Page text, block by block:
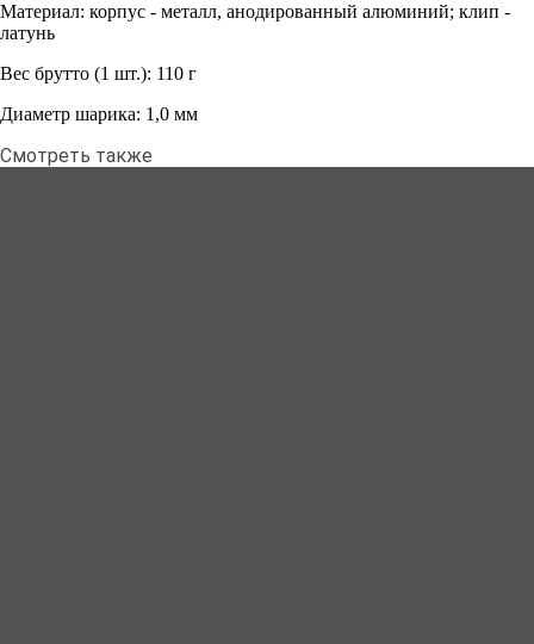
Материал: корпус - металл, анодированный алюминий; клип -
латунь
Вес брутто (1 шт.): 110 г
Диаметр шарика: 1,0 мм
Смотреть также